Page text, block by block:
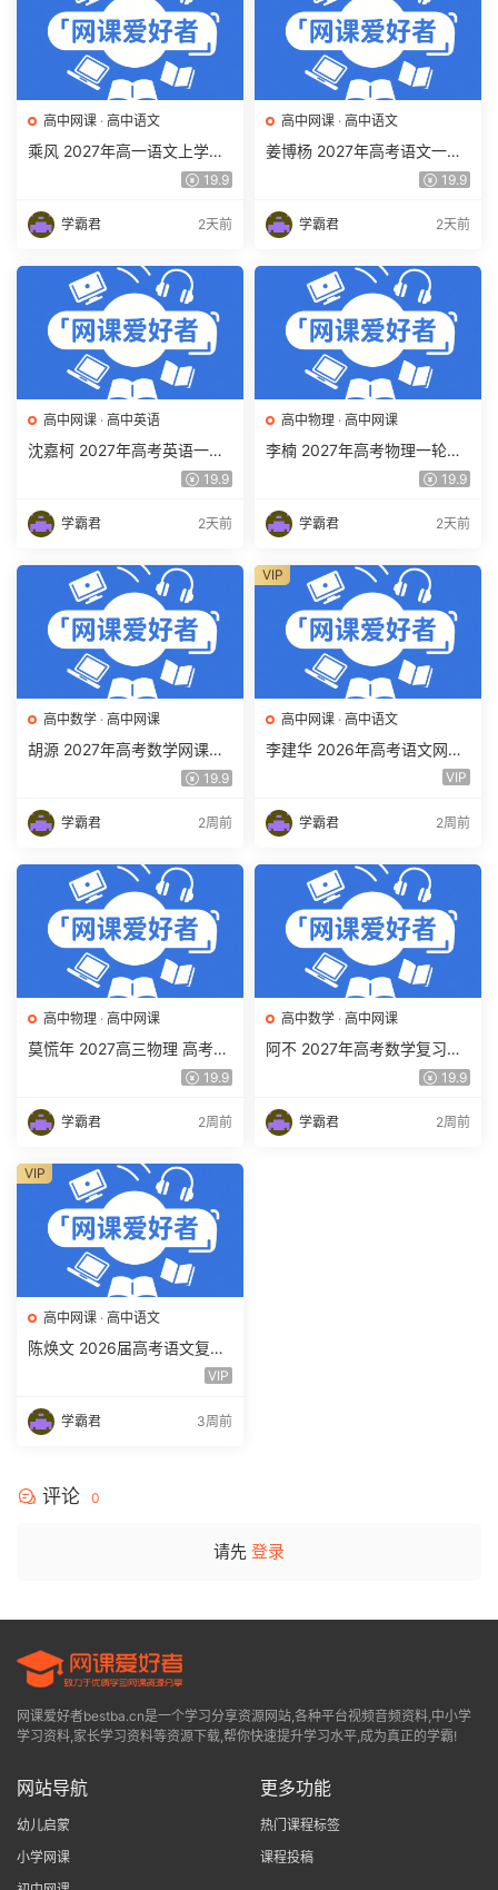
高中网课 · 高中语文
乘风 2027年高一语文上学期
网课教程 高一语文 暑假班视
19.9
学霸君 2天前
高中网课 · 高中语文
姜博杨 2027年高考语文一轮
复习网课教程 高三语文 上学
下载
19.9
学霸君 2天前
高中网课 · 高中英语
沈嘉柯 2027年高考英语一轮
复习网课教程 高三英语 上学
下载
19.9
学霸君 2天前
高中物理 · 高中网课
李楠 2027年高考物理一轮复
习网课教程 高三物理 上学期
载
19.9
学霸君 2天前
高中数学 · 高中网课
胡源 2027年高考数学网课教
程 高三数学 一轮复习暑假班
19.9
学霸君 2周前
高中网课 · 高中语文
李建华 2026年高考语文网课
教程 高三语文 a+二三轮复习
VIP
学霸君 2周前
VIP
高中物理 · 高中网课
莫慌年 2027高三物理 高考物
19.9
学霸君 2周前
高中数学 · 高中网课
阿不 2027年高考数学复习网
课教程 高三数学 一轮复习视
19.9
学霸君 2周前
高中网课 · 高中语文
陈焕文 2026届高考语文复习
网课 高三语文 一二三轮视频
VIP
学霸君 3周前
VIP
评论 0
请先 登录
网课爱好者bestba.cn是一个学习分享资源网站,各种平台视频音频资料,中小学
学习资料,家长学习资料等资源下载,帮你快速提升学习水平,成为真正的学霸!
网站导航
幼儿启蒙
小学网课
更多功能
热门课程标签
课程投稿